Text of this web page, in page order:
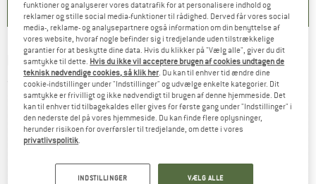
FERRINO -Lightent 1 Tent - 1-personers telt
(0)
funktioner og analyserer vores datatrafik for at personalisere indhold og
reklamer og stille social media-funktioner til rådighed. Derved får vores social
media-, reklame- og analysepartnere også information om din benyttelse af
vores website, hvoraf nogle befinder sig i tredjelande uden tilstrækkelige
garantier for at beskytte dine data. Hvis du klikker på "Vælg alle", giver du dit
samtykke til dette. Hvis du ikke vil acceptere brugen af cookies undtagen de
teknisk nødvendige cookies, så klik her. Du kan til enhver tid ændre dine
cookie-indstillinger under "Indstillinger" og udvælge enkelte kategorier. Dit
samtykke er frivilligt og ikke nødvendigt til brugen af denne hjemmeside. Det
kan til enhver tid tilbagekaldes eller gives for første gang under "Indstillinger" i
den nederste del på vores hjemmeside. Du kan finde flere oplysninger,
herunder risikoen for overførsler til tredjelande, om dette i vores
privatlivspolitik.
INDSTILLINGER VÆLG ALLE